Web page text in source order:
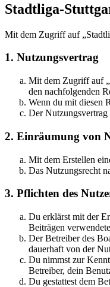
Stadtliga-
Mit dem Zugriff auf
1. Nutzungsvertrag
Mit dem Zugriff auf
den nachfolgenden
Wenn du mit diesen
Der
2. Einräumung von
Mit dem Erstellen
Das Nutzungsrecht
3. Pflichten des
Du erklärst mit der
Beiträgen
Der Betreiber des
dauerhaft von der
Du nimmst zur
Betreiber, dein
Du gestattest dem